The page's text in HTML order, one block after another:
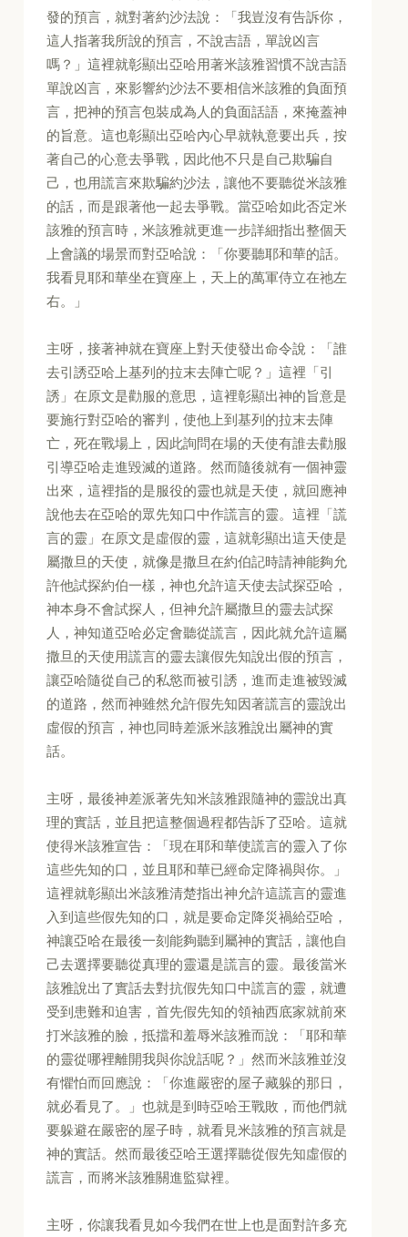
發的預言，就對著約沙法說：「我豈沒有告訴你，
這人指著我所說的預言，不說吉語，單說凶言
嗎？」這裡就彰顯出亞哈用著米該雅習慣不說吉語
單說凶言，來影響約沙法不要相信米該雅的負面預
言，把神的預言包裝成為人的負面話語，來掩蓋神
的旨意。這也彰顯出亞哈內心早就執意要出兵，按
著自己的心意去爭戰，因此他不只是自己欺騙自
己，也用謊言來欺騙約沙法，讓他不要聽從米該雅
的話，而是跟著他一起去爭戰。當亞哈如此否定米
該雅的預言時，米該雅就更進一步詳細指出整個天
上會議的場景而對亞哈說：「你要聽耶和華的話。
我看見耶和華坐在寶座上，天上的萬軍侍立在祂左
右。」
主呀，接著神就在寶座上對天使發出命令說：「誰
去引誘亞哈上基列的拉末去陣亡呢？」這裡「引
誘」在原文是勸服的意思，這裡彰顯出神的旨意是
要施行對亞哈的審判，使他上到基列的拉末去陣
亡，死在戰場上，因此詢問在場的天使有誰去勸服
引導亞哈走進毀滅的道路。然而隨後就有一個神靈
出來，這裡指的是服役的靈也就是天使，就回應神
說他去在亞哈的眾先知口中作謊言的靈。這裡「謊
言的靈」在原文是虛假的靈，這就彰顯出這天使是
屬撒旦的天使，就像是撒旦在約伯記時請神能夠允
許他試探約伯一樣，神也允許這天使去試探亞哈，
神本身不會試探人，但神允許屬撒旦的靈去試探
人，神知道亞哈必定會聽從謊言，因此就允許這屬
撒旦的天使用謊言的靈去讓假先知說出假的預言，
讓亞哈隨從自己的私慾而被引誘，進而走進被毀滅
的道路，然而神雖然允許假先知因著謊言的靈說出
虛假的預言，神也同時差派米該雅說出屬神的實
話。
主呀，最後神差派著先知米該雅跟隨神的靈說出真
理的實話，並且把這整個過程都告訴了亞哈。這就
使得米該雅宣告：「現在耶和華使謊言的靈入了你
這些先知的口，並且耶和華已經命定降禍與你。」
這裡就彰顯出米該雅清楚指出神允許這謊言的靈進
入到這些假先知的口，就是要命定降災禍給亞哈，
神讓亞哈在最後一刻能夠聽到屬神的實話，讓他自
己去選擇要聽從真理的靈還是謊言的靈。最後當米
該雅說出了實話去對抗假先知口中謊言的靈，就遭
受到患難和迫害，首先假先知的領袖西底家就前來
打米該雅的臉，抵擋和羞辱米該雅而說：「耶和華
的靈從哪裡離開我與你說話呢？」然而米該雅並沒
有懼怕而回應說：「你進嚴密的屋子藏躲的那日，
就必看見了。」也就是到時亞哈王戰敗，而他們就
要躲避在嚴密的屋子時，就看見米該雅的預言就是
神的實話。然而最後亞哈王選擇聽從假先知虛假的
謊言，而將米該雅關進監獄裡。
主呀，你讓我看見如今我們在世上也是面對許多充